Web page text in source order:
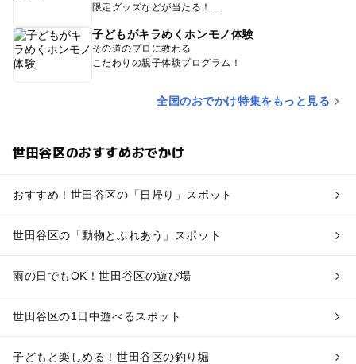
限定グッズなどが当たる！
子どもがキラめくホンモノ体験
その道のプロに教わる
こだわりの親子体験プログラム！
全国のおでかけ特集をもっと見る
世田谷区のおすすめおでかけ
おすすめ！世田谷区の「日帰り」スポット
世田谷区の「動物とふれあう」スポット
雨の日でもOK！世田谷区の遊び場
世田谷区の1日中遊べるスポット
子どもと楽しめる！世田谷区の釣り堀